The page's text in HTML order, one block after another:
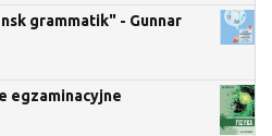
grammatik" - Gunnar
egzaminacyjne